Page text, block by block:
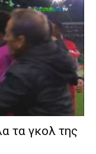
τα γκολ της